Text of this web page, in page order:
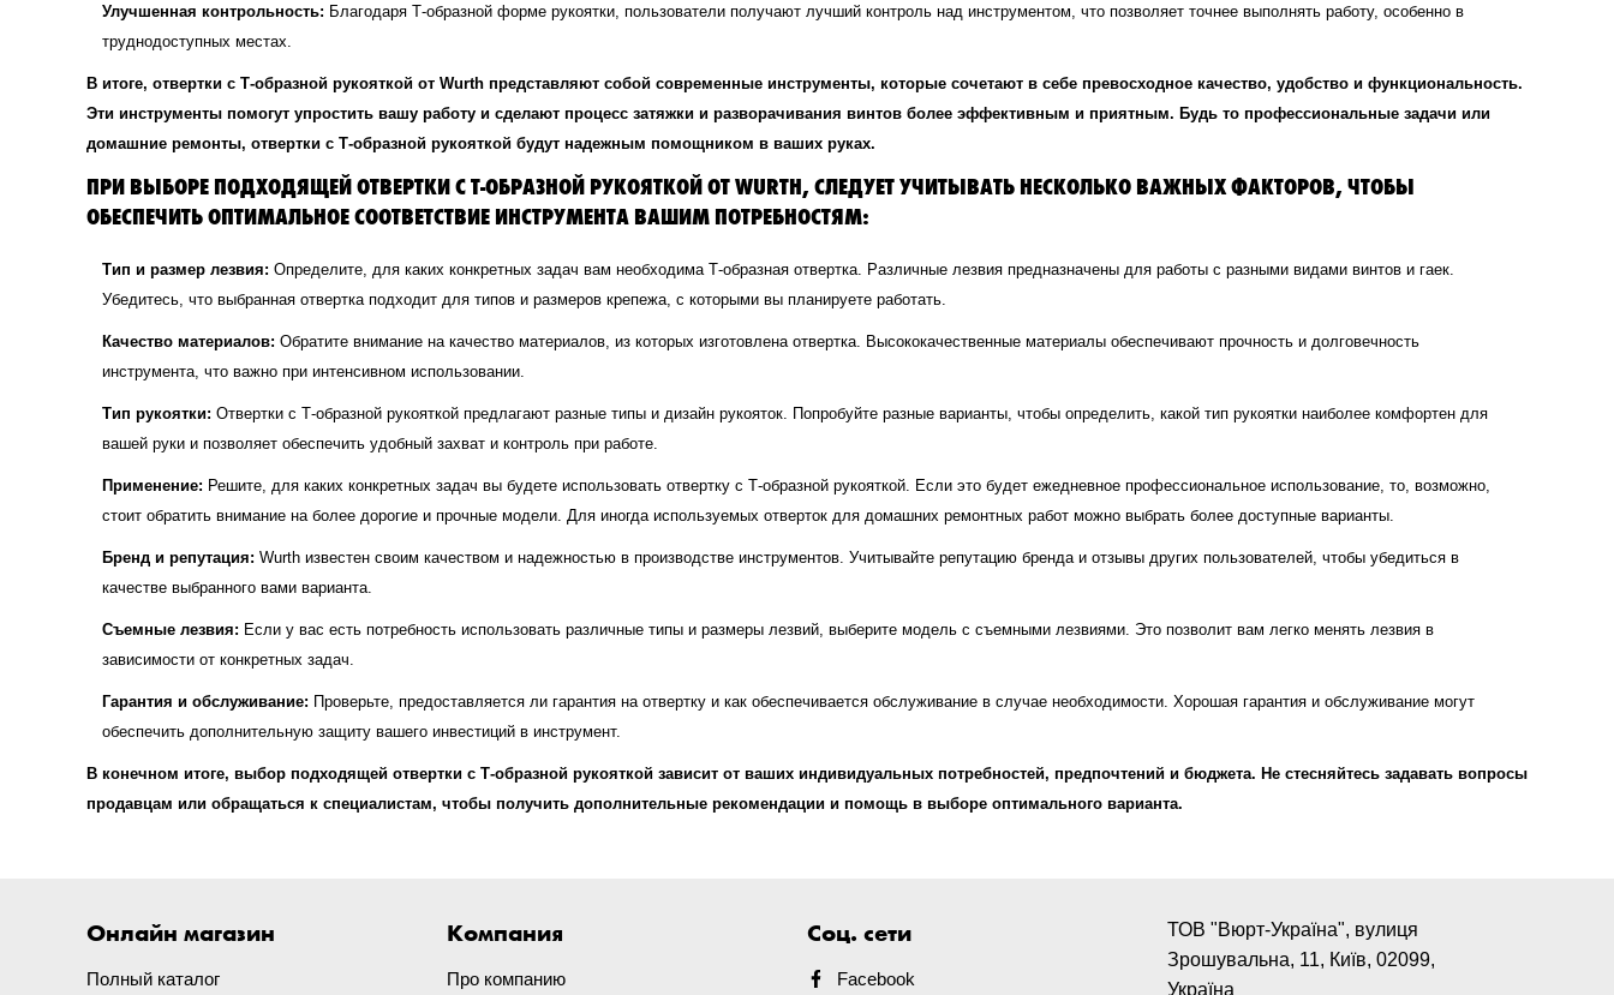
Улучшенная контрольность: Благодаря Т-образной форме рукоятки, пользователи получают лучший контроль над инструментом, что позволяет точнее выполнять работу, особенно в
труднодоступных местах.
В итоге, отвертки с Т-образной рукояткой от Wurth представляют собой современные инструменты, которые сочетают в себе превосходное качество, удобство и функциональность.
Эти инструменты помогут упростить вашу работу и сделают процесс затяжки и разворачивания винтов более эффективным и приятным. Будь то профессиональные задачи или
домашние ремонты, отвертки с Т-образной рукояткой будут надежным помощником в ваших руках.
ПРИ ВЫБОРЕ ПОДХОДЯЩЕЙ ОТВЕРТКИ С Т-ОБРАЗНОЙ РУКОЯТКОЙ ОТ WURTH, СЛЕДУЕТ УЧИТЫВАТЬ НЕСКОЛЬКО ВАЖНЫХ ФАКТОРОВ, ЧТОБЫ
ОБЕСПЕЧИТЬ ОПТИМАЛЬНОЕ СООТВЕТСТВИЕ ИНСТРУМЕНТА ВАШИМ ПОТРЕБНОСТЯМ:
Тип и размер лезвия: Определите, для каких конкретных задач вам необходима Т-образная отвертка. Различные лезвия предназначены для работы с разными видами винтов и гаек.
Убедитесь, что выбранная отвертка подходит для типов и размеров крепежа, с которыми вы планируете работать.
Качество материалов: Обратите внимание на качество материалов, из которых изготовлена отвертка. Высококачественные материалы обеспечивают прочность и долговечность
инструмента, что важно при интенсивном использовании.
Тип рукоятки: Отвертки с Т-образной рукояткой предлагают разные типы и дизайн рукояток. Попробуйте разные варианты, чтобы определить, какой тип рукоятки наиболее комфортен для
вашей руки и позволяет обеспечить удобный захват и контроль при работе.
Применение: Решите, для каких конкретных задач вы будете использовать отвертку с Т-образной рукояткой. Если это будет ежедневное профессиональное использование, то, возможно,
стоит обратить внимание на более дорогие и прочные модели. Для иногда используемых отверток для домашних ремонтных работ можно выбрать более доступные варианты.
Бренд и репутация: Wurth известен своим качеством и надежностью в производстве инструментов. Учитывайте репутацию бренда и отзывы других пользователей, чтобы убедиться в
качестве выбранного вами варианта.
Съемные лезвия: Если у вас есть потребность использовать различные типы и размеры лезвий, выберите модель с съемными лезвиями. Это позволит вам легко менять лезвия в
зависимости от конкретных задач.
Гарантия и обслуживание: Проверьте, предоставляется ли гарантия на отвертку и как обеспечивается обслуживание в случае необходимости. Хорошая гарантия и обслуживание могут
обеспечить дополнительную защиту вашего инвестиций в инструмент.
В конечном итоге, выбор подходящей отвертки с Т-образной рукояткой зависит от ваших индивидуальных потребностей, предпочтений и бюджета. Не стесняйтесь задавать вопросы
продавцам или обращаться к специалистам, чтобы получить дополнительные рекомендации и помощь в выборе оптимального варианта.
Онлайн магазин
Полный каталог
Компания
Про компанию
Соц. сети
Facebook
ТОВ "Вюрт-Україна", вулиця
Зрошувальна, 11, Київ, 02099,
Україна